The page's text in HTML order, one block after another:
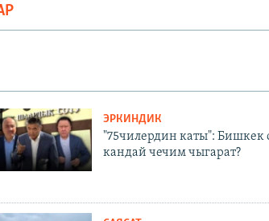
ЭРКИНДИК
"75чилердин каты": Бишкек
кандай чечим чыгарат?